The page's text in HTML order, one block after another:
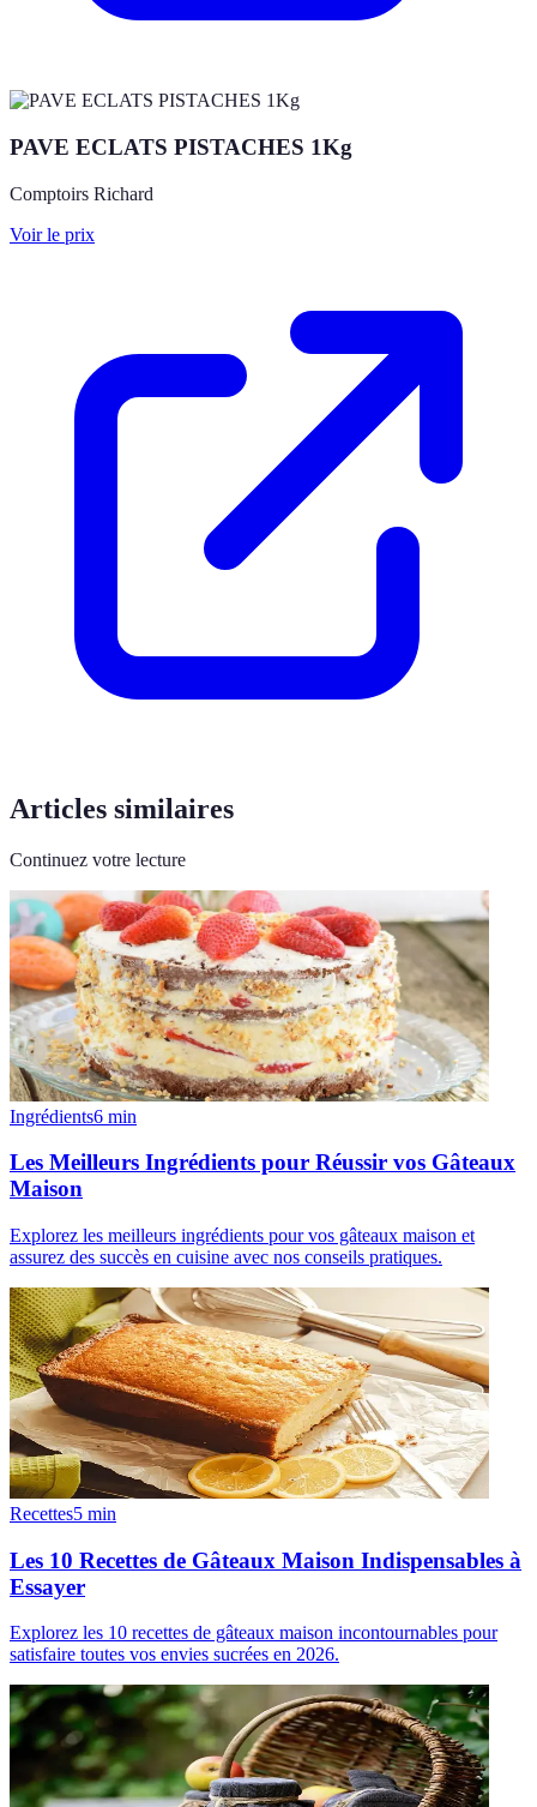
PAVE ECLATS PISTACHES 1Kg
Comptoirs Richard
Voir le prix
Articles similaires
Continuez votre lecture
Ingrédients6 min
Les Meilleurs Ingrédients pour Réussir vos Gâteaux
Maison
Explorez les meilleurs ingrédients pour vos gâteaux maison et
assurez des succès en cuisine avec nos conseils pratiques.
Recettes5 min
Les 10 Recettes de Gâteaux Maison Indispensables à
Essayer
Explorez les 10 recettes de gâteaux maison incontournables pour
satisfaire toutes vos envies sucrées en 2026.